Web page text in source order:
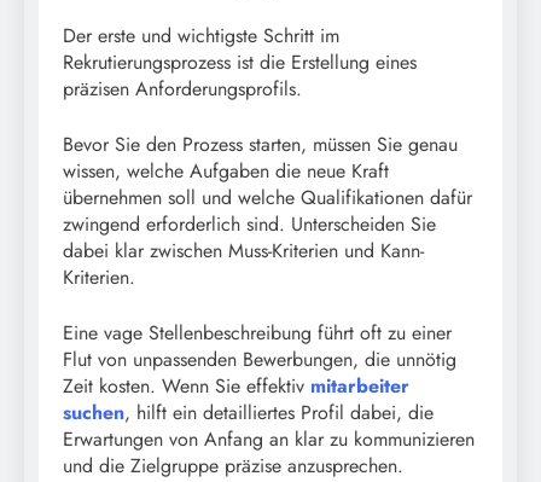
Der erste und wichtigste Schritt im
Rekrutierungsprozess ist die Erstellung eines
präzisen Anforderungsprofils.
Bevor Sie den Prozess starten, müssen Sie genau
wissen, welche Aufgaben die neue Kraft
übernehmen soll und welche Qualifikationen dafür
zwingend erforderlich sind. Unterscheiden Sie
dabei klar zwischen Muss-Kriterien und Kann-
Kriterien.
Eine vage Stellenbeschreibung führt oft zu einer
Flut von unpassenden Bewerbungen, die unnötig
Zeit kosten. Wenn Sie effektiv mitarbeiter
suchen, hilft ein detailliertes Profil dabei, die
Erwartungen von Anfang an klar zu kommunizieren
und die Zielgruppe präzise anzusprechen.